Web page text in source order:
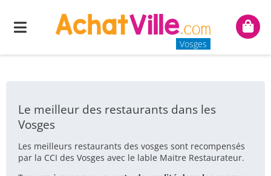
Menu
Vosges
Mon
Le meilleur des restaurants dans les
Vosges
Les meilleurs restaurants des vosges sont recompensés
par la CCI des Vosges avec le lable Maitre Restaurateur.